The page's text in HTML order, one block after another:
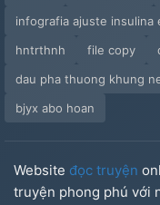
infografia ajuste insulina
hntrthnh
file copy
dau pha thuong khung
bjyx abo hoan
Website đọc truyện
truyện phong phú với